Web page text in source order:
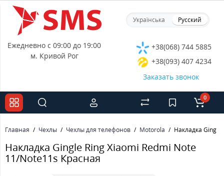
Українська Русский
Ежедневно с 09:00 до 19:00
м. Кривой Рог
+38(068) 744 5885
+38(093) 407 4234
Заказать звонок
0
Главная Чехлы Чехлы для телефонов Motorola Накладка Gingle
Накладка Gingle Ring Xiaomi Redmi Note
11/Note11s Красная